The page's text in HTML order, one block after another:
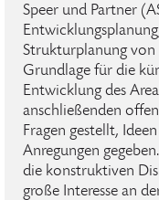
Speer und Partner
Strukturplanung
Grundlage für die
Entwicklung des
anschließenden
Fragen gestellt,
Anregungen
die konstruktiven
große Interesse an